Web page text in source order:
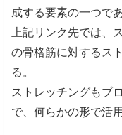
成する要素の一つであ
上記リンク先では、
の骨格筋に対するス
る。
ストレッチングもブ
で、何らかの形で活